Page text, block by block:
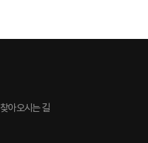
찾아오시는 길